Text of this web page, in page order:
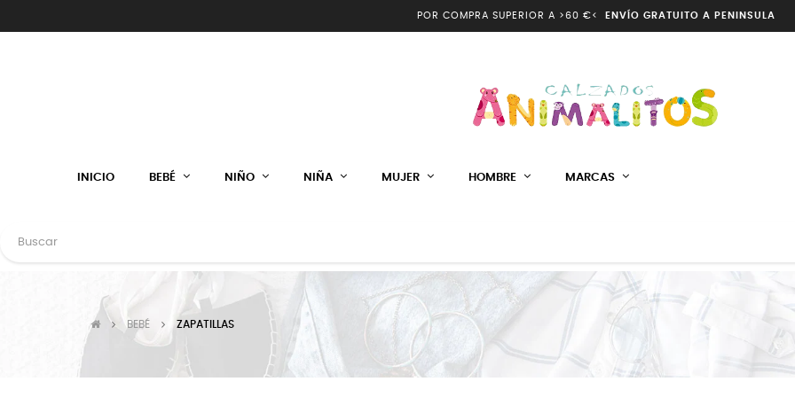
POR COMPRA SUPERIOR A >60 €< ENVÍO GRATUITO A PENINSULA
INICIO BEBÉ NIÑO NIÑA MUJER HOMBRE MARCAS
BEBÉ ZAPATILLAS